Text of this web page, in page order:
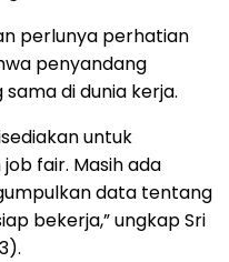
perlunya perhatian
penyandang
di dunia kerja.
untuk
fair. Masih ada
data tentang
bekerja,” ungkap Sri